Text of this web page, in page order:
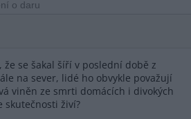
že se šakal šíří v poslední době z
na sever, lidé ho obvykle považují
viněn ze smrti domácích i divokých
skutečnosti živí?